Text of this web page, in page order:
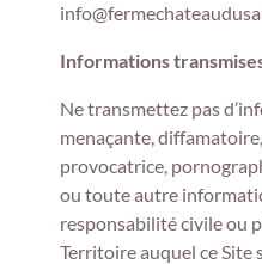
Informations
Ne transmettez pas
menaçante,
provocatrice,
ou toute autre
responsabilité civile ou
Territoire auquel ce Site